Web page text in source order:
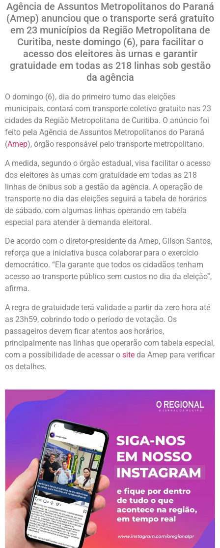
Agência de Assuntos Metropolitanos do Paraná
(Amep) anunciou que o transporte será gratuito
em 23 municípios da Região Metropolitana de
Curitiba, neste domingo (6), para facilitar o
acesso dos eleitores às urnas e garantir
gratuidade em todas as 218 linhas sob gestão
da agência
O domingo (6), dia do primeiro turno das eleições
municipais, contará com transporte coletivo gratuito nas 23
cidades da Região Metropolitana de Curitiba. O anúncio foi
feito pela Agência de Assuntos Metropolitanos do Paraná
(Amep), órgão responsável pelo transporte metropolitano.
A medida, segundo o órgão estadual, visa facilitar o acesso
dos eleitores às urnas com gratuidade em todas as 218
linhas de ônibus sob a gestão da agência. A operação de
transporte no dia das eleições seguirá a tabela de horários
de sábado, com algumas linhas operando em tabela
especial para atender à demanda eleitoral.
De acordo com o diretor-presidente da Amep, Gilson Santos,
reforça que a iniciativa busca colaborar para o exercício
democrático. “Ela garante que todos os cidadãos tenham
acesso ao transporte público sem custos no dia da eleição”,
afirma.
A regra de gratuidade terá validade a partir da zero hora até
as 23h59, cobrindo todo o período de votação. Os
passageiros devem ficar atentos aos horários,
principalmente nas linhas que operarão com tabela especial,
com a possibilidade de acessar o site da Amep para verificar
os detalhes.